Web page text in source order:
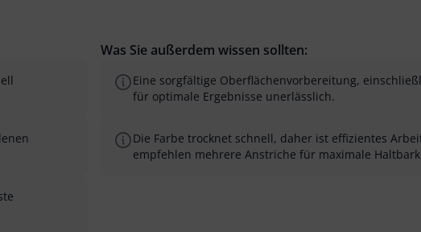
Was Sie außerdem wissen sollten:
Eine sorgfältige Oberflächenvorbereitung,
für optimale Ergebnisse unerlässlich.
Die Farbe trocknet schnell, daher ist effizientes
empfehlen mehrere Anstriche für maximale